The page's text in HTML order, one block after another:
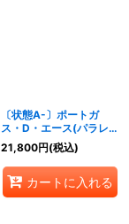
〔状態A-〕ポートガ
ス・D・エース(パラレ
ル/SP/illust:Hashimoto
Q)【SP】{ST15-
005[OP16]}
21,800円(税込)
カートに入れる